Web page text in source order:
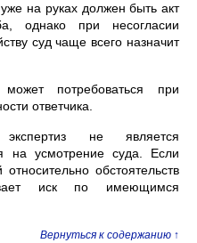
на руках должен быть акт
однако при несогласии
суд чаще всего назначит
может потребоваться при
ответчика.
не является
на усмотрение суда. Если
обстоятельств
иск по имеющимся
Вернуться к содержанию ↑